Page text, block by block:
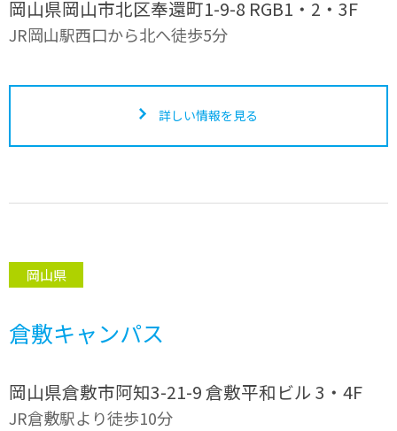
岡山県岡山市北区奉還町1-9-8 RGB1・2・3F
JR岡山駅西口から北へ徒歩5分
詳しい情報を見る
岡山県
倉敷キャンパス
岡山県倉敷市阿知3-21-9 倉敷平和ビル 3・4F
JR倉敷駅より徒歩10分